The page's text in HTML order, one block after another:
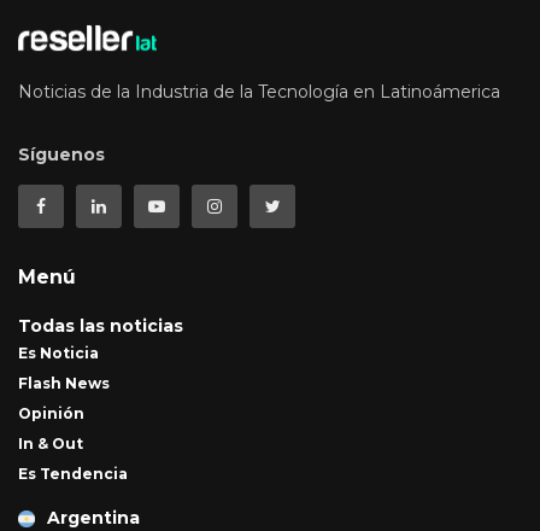
Noticias de la Industria de la Tecnología en Latinoámerica
Síguenos
Menú
Todas las noticias
Es Noticia
Flash News
Opinión
In & Out
Es Tendencia
Argentina